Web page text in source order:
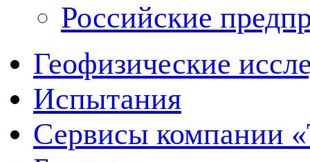
Российские
Геофизические
Испытания
Сервисы компании